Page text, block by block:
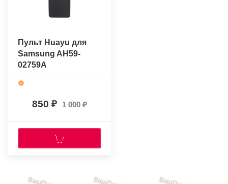
Пульт Huayu для
Samsung AH59-
02759A
850 1 000